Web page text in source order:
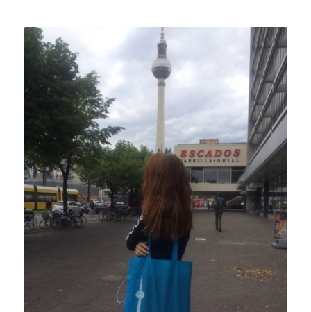
Neuigkeiten